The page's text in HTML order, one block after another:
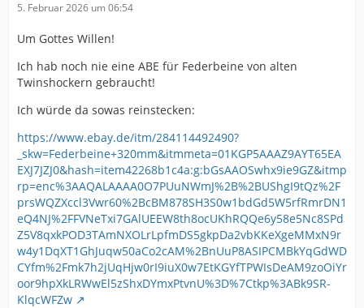
5. Februar 2026 um 06:54
Um Gottes Willen!
Ich hab noch nie eine ABE für Federbeine von alten
Twinshockern gebraucht!
Ich würde da sowas reinstecken:
https://www.ebay.de/itm/284114492490?
_skw=Federbeine+320mm&itmmeta=01KGP5AAAZ9AYT65EA
EXJ7JZJ0&hash=item42268b1c4a:g:bGsAAOSwhx9ie9GZ&itmp
rp=enc%3AAQALAAAA0O7PUuNWmJ%2B%2BUShgI9tQz%2F
prsWQZXccl3Vwr60%2BcBM878SH3S0w1bdGd5W5rfRmrDN1
eQ4NJ%2FFVNeTxi7GAlUEEW8th8ocUKhRQQe6y58e5Nc8SPd
Z5V8qxkPOD3TAmNXOLrLpfmDS5gkpDa2vbKKeXgeMMxN9r
w4y1DqXT1GhJuqw50aCo2cAM%2BnUuP8ASIPCMBkYqGdWD
CYfm%2Fmk7h2jUqHjw0rI9iuX0w7EtKGYfTPWIsDeAM9zoOiYr
oor9hpXkLRWwEl5zShxDYmxPtvnU%3D%7Ctkp%3ABk9SR-
KlqcWFZw